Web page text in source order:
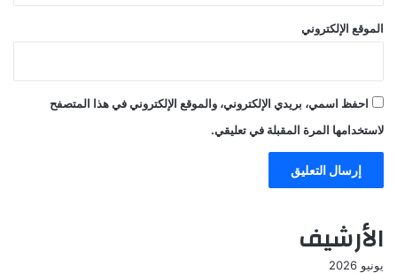
الموقع الإلكتروني
احفظ اسمي، بريدي الإلكتروني، والموقع الإلكتروني في هذا المتصفح
لاستخدامها المرة المقبلة في تعليقي.
الأرشيف
يونيو 2026